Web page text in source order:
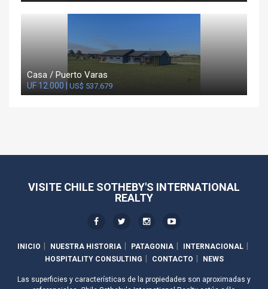
Casa / Puerto Varas
UF 12.000 | US$ 537.679
VISITE CHILE SOTHEBY'S INTERNATIONAL
REALTY
INICIO NUESTRA HISTORIA PATAGONIA
INTERNACIONAL
HOSPITALITY CONSULTING
CONTACTO NEWS
Las superficies y características de la propiedades son aproximadas y